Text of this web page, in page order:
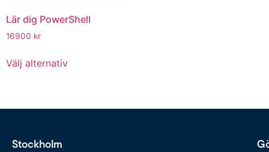
Lär dig PowerShell
16900 kr
Välj alternativ
Stockholm